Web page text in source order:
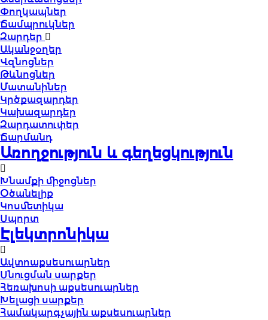
Փողկապներ
Ճամպրուկներ
Զարդեր
Ականջօղեր
Վզնոցներ
Թևնոցներ
Մատանիներ
Կրծքազարդեր
Կախազարդեր
Զարդատուփեր
Ճարմանդ
Առողջություն և գեղեցկություն
Խնամքի միջոցներ
Օծանելիք
Կոսմետիկա
Սպորտ
Էլեկտրոնիկա
Ավտոաքսեսուարներ
Սնուցման սարքեր
Հեռախոսի աքսեսուարներ
Խելացի սարքեր
Համակարգչային աքսեսուարներ